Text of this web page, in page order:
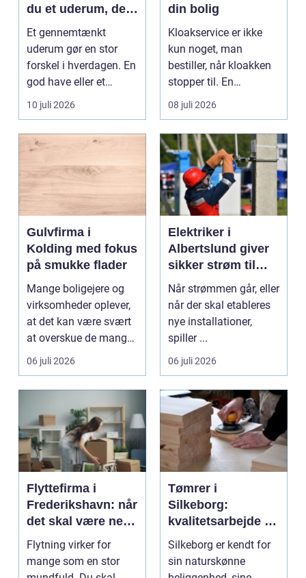
du et uderum, der
holder i mange år
Et gennemtænkt
uderum gør en stor
forskel i hverdagen. En
god have eller et
velplejet fællesareal
gi...
10 juli 2026
din bolig
Kloakservice er ikke
kun noget, man
bestiller, når kloakken
stopper til. En
systematisk gennem...
08 juli 2026
Gulvfirma i
Kolding med fokus
på smukke flader
Mange boligejere og
virksomheder oplever,
at det kan være svært
at overskue de mange
gul...
06 juli 2026
Elektriker i
Albertslund giver
sikker strøm til
danske boliger
Når strømmen går, eller
når der skal etableres
nye installationer,
spiller ...
06 juli 2026
Flyttefirma i
Frederikshavn: når
det skal være nemt
at komme videre
Flytning virker for
mange som en stor
Tømrer i
Silkeborg:
kvalitetsarbejde til
overkommelige
priser
Silkeborg er kendt for
sin naturskønne